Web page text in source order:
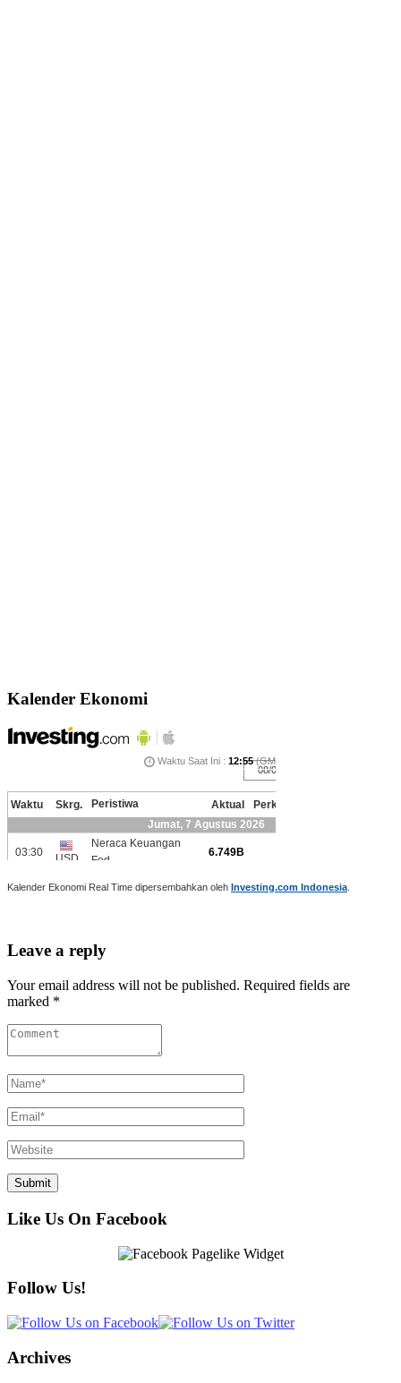
Kalender Ekonomi
Kalender Ekonomi Real Time dipersembahkan oleh Investing.com Indonesia
Leave a reply
Your email address will not be published. Required fields are
marked *
Like Us On Facebook
Follow Us!
Archives